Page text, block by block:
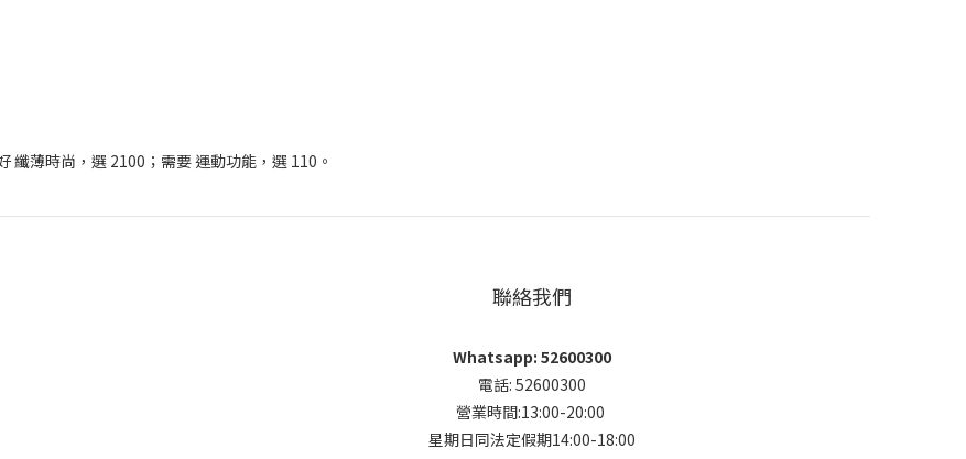
薄時尚，選 2100；需要 運動功能，選 110。
聯絡我們
Whatsapp: 52600300
電話: 52600300
營業時間:13:00-20:00
星期日同法定假期14:00-18:00